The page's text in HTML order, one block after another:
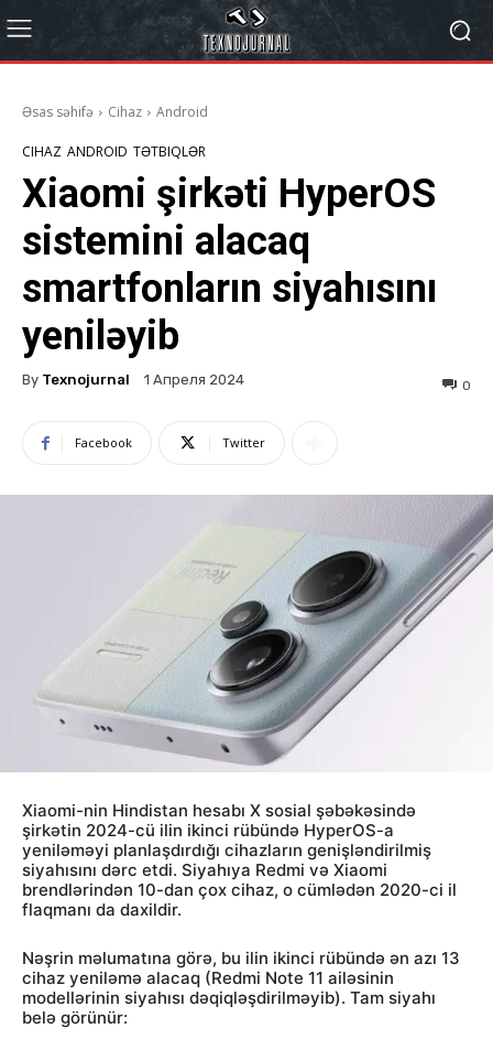
Əsas səhifə Cihaz Android
CIHAZ ANDROID TƏTBIQLƏR
Xiaomi şirkəti HyperOS
sistemini alacaq
smartfonların siyahısını
yeniləyib
By Texnojurnal 1 Апреля 2024 0
Facebook Twitter
Xiaomi-nin Hindistan hesabı X sosial şəbəkəsində
şirkətin 2024-cü ilin ikinci rübündə HyperOS-a
yeniləməyi planlaşdırdığı cihazların genişləndirilmiş
siyahısını dərc etdi. Siyahıya Redmi və Xiaomi
brendlərindən 10-dan çox cihaz, o cümlədən 2020-ci il
flaqmanı da daxildir.
Nəşrin məlumatına görə, bu ilin ikinci rübündə ən azı 13
cihaz yeniləmə alacaq (Redmi Note 11 ailəsinin
modellərinin siyahısı dəqiqləşdirilməyib). Tam siyahı
belə görünür: